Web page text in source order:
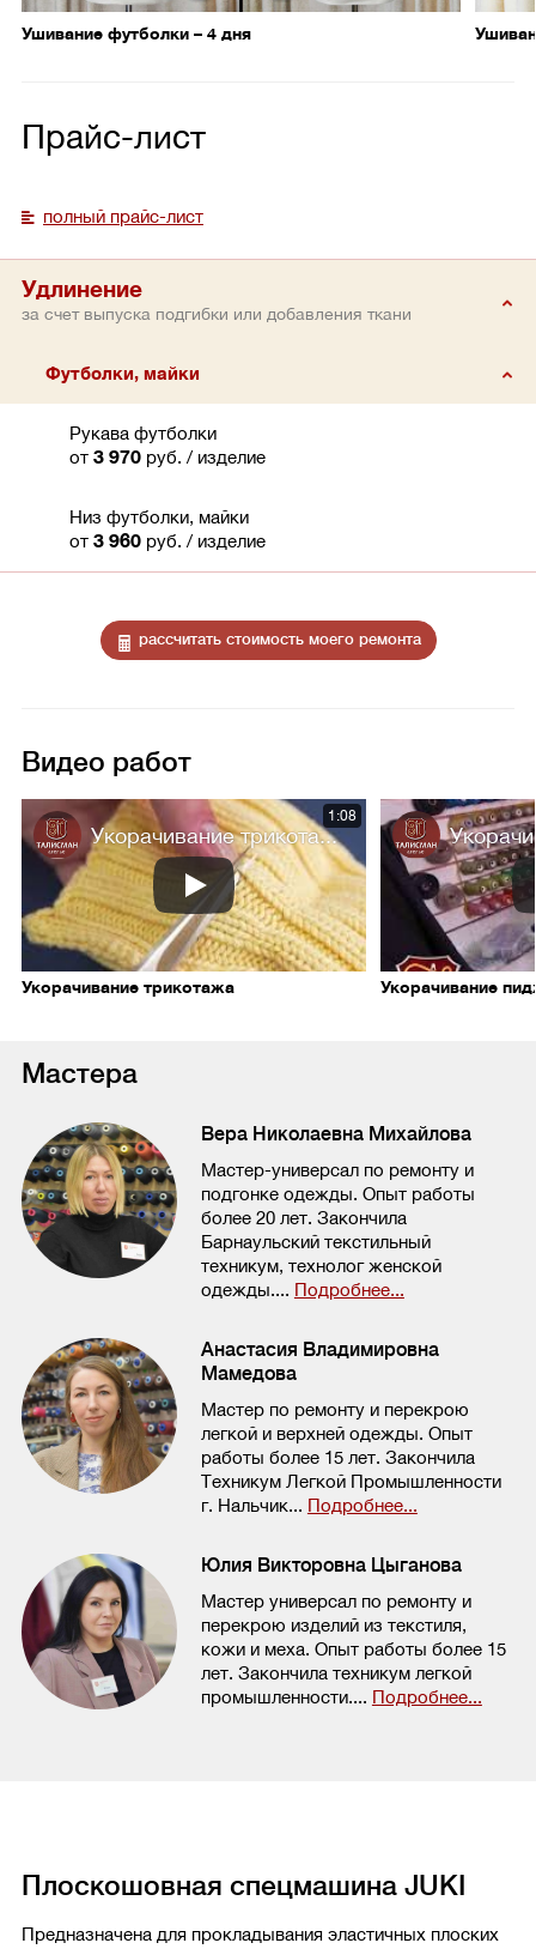
Ушивание футболки – 4 дня
Прайс-лист
полный прайс-лист
Удлинение
за счет выпуска подгибки или добавления ткани
Футболки, майки
Рукава футболки
от 3 970 руб. / изделие
Низ футболки, майки
от 3 960 руб. / изделие
рассчитать стоимость моего ремонта
Видео работ
Укорачивание трикота...
1:08
Укорачивание трикотажа Укорачивание
Мастера
Вера Николаевна Михайлова
Мастер-универсал по ремонту и
подгонке одежды. Опыт работы
более 20 лет. Закончила
Барнаульский текстильный
техникум, технолог женской
одежды.... Подробнее...
Анастасия Владимировна
Мамедова
Мастер по ремонту и перекрою
легкой и верхней одежды. Опыт
работы более 15 лет. Закончила
Техникум Легкой Промышленности
г. Нальчик... Подробнее...
Юлия Викторовна Цыганова
Мастер универсал по ремонту и
перекрою изделий из текстиля,
кожи и меха. Опыт работы более 15
лет. Закончила техникум легкой
промышленности.... Подробнее...
Плоскошовная спецмашина JUKI
Предназначена для прокладывания эластичных плоских